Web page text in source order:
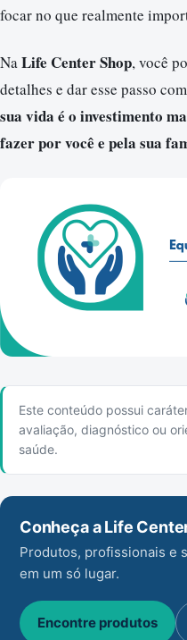
focar no que realmente
NaLife Center Shop, você
detalhes e dar esse passo
sua vida é o investimento
fazer por você e pela sua
Este conteúdo possui
avaliação, diagnóstico ou
saúde.
Conheça a Life
Produtos, profissionais e
em um só lugar.
Encontre produtos